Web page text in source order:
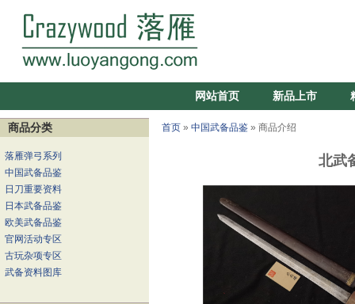
网站首页 新品上市
商品分类
落雁弹弓系列
中国武备品鉴
日刀重要资料
日本武备品鉴
欧美武备品鉴
官网活动专区
古玩杂项专区
武备资料图库
首页 » 中国武备品鉴 » 商品介绍
北武